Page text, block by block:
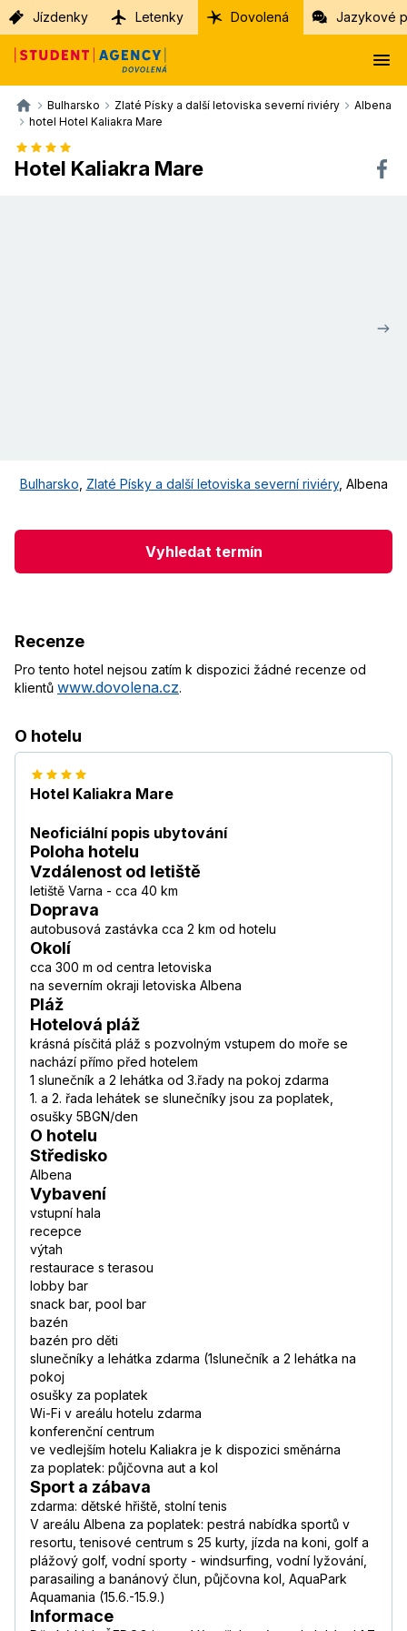
Jízdenky Letenky Dovolená Jazykové
Bulharsko Zlaté Písky a další letoviska severní riviéry
Albena
hotel Hotel Kaliakra Mare
Hotel Kaliakra Mare
Bulharsko Zlaté Písky a další letoviska severní riviéry, Albena
Vyhledat termín
Recenze
Pro tento hotel nejsou zatím k dispozici žádné recenze od
klientů www.dovolena.cz.
O hotelu
Hotel Kaliakra Mare
Neoficiální popis ubytování
Poloha hotelu
Vzdálenost od letiště
letiště Varna - cca 40 km
Doprava
autobusová zastávka cca 2 km od hotelu
Okolí
cca 300 m od centra letoviska
na severním okraji letoviska Albena
Pláž
Hotelová pláž
krásná písčitá pláž s pozvolným vstupem do moře se
nachází přímo před hotelem
1 slunečník a 2 lehátka od 3.řady na pokoj zdarma
1. a 2. řada lehátek se slunečníky jsou za poplatek,
osušky 5BGN/den
O hotelu
Středisko
Albena
Vybavení
vstupní hala
recepce
výtah
restaurace s terasou
lobby bar
snack bar, pool bar
bazén
bazén pro děti
slunečníky a lehátka zdarma (1slunečník a 2 lehátka na
pokoj
osušky za poplatek
Wi-Fi v areálu hotelu zdarma
konferenční centrum
ve vedlejším hotelu Kaliakra je k dispozici směnárna
za poplatek: půjčovna aut a kol
Sport a zábava
zdarma: dětské hřiště, stolní tenis
V areálu Albena za poplatek: pestrá nabídka sportů v
resortu, tenisové centrum s 25 kurty, jízda na koni, golf a
plážový golf, vodní sporty - windsurfing, vodní lyžování,
parasailing a banánový člun, půjčovna kol, AquaPark
Aquamania (15.6.-15.9.)
Informace